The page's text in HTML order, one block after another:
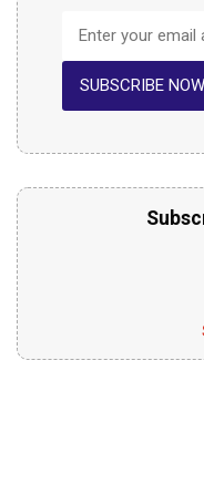
SUBSCRIBE NOW